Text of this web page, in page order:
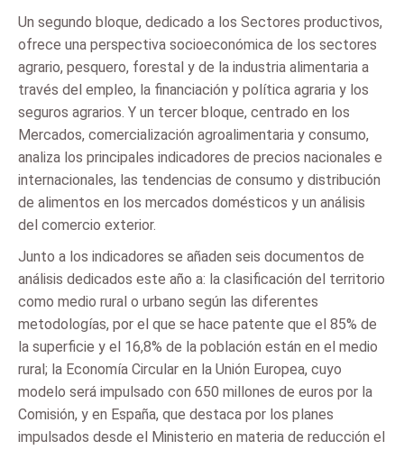
Un segundo bloque, dedicado a los Sectores productivos,
ofrece una perspectiva socioeconómica de los sectores
agrario, pesquero, forestal y de la industria alimentaria a
través del empleo, la financiación y política agraria y los
seguros agrarios. Y un tercer bloque, centrado en los
Mercados, comercialización agroalimentaria y consumo,
analiza los principales indicadores de precios nacionales e
internacionales, las tendencias de consumo y distribución
de alimentos en los mercados domésticos y un análisis
del comercio exterior.
Junto a los indicadores se añaden seis documentos de
análisis dedicados este año a: la clasificación del territorio
como medio rural o urbano según las diferentes
metodologías, por el que se hace patente que el 85% de
la superficie y el 16,8% de la población están en el medio
rural; la Economía Circular en la Unión Europea, cuyo
modelo será impulsado con 650 millones de euros por la
Comisión, y en España, que destaca por los planes
impulsados desde el Ministerio en materia de reducción el